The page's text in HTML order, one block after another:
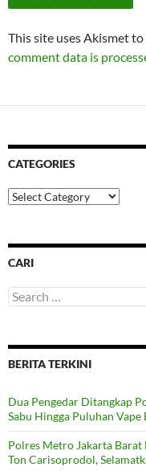
This site uses Akismet to
comment data is
CATEGORIES
Categories
CARI
Search
for:
BERITA TERKINI
Dua Pengedar Ditangkap
Sabu Hingga Puluhan
Polres Metro Jakarta Barat
Ton Carisoprodol,